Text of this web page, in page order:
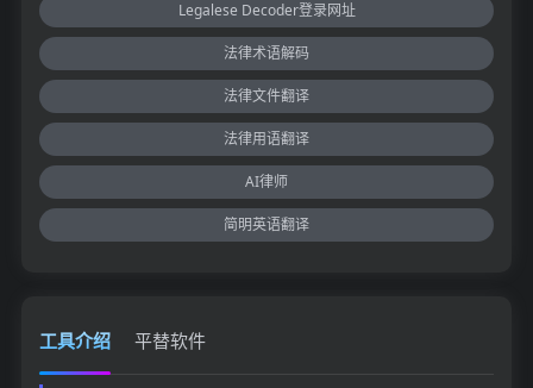
Legalese Decoder登录网址
法律术语解码
法律文件翻译
法律用语翻译
AI律师
简明英语翻译
工具介绍 平替软件